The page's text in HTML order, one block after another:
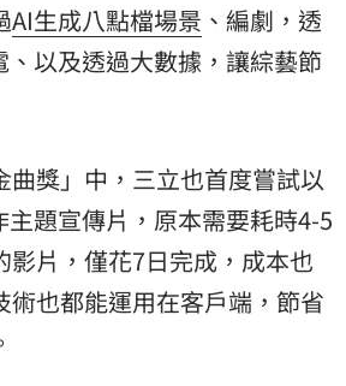
AI生成八點檔場景 、編劇，透
、以及透過大數據，讓綜藝節
曲獎」中，三立也首度嘗試以
主題宣傳片，原本需要耗時4-5
影片，僅花7日完成，成本也
術也都能運用在客戶端，節省